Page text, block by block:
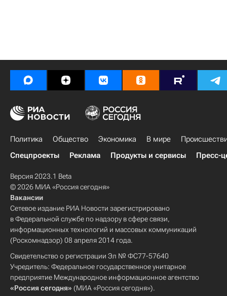
Политика Общество Экономика В мире
Спецпроекты
Реклама Продукты и сервисы Пресс-
Версия 2023.1 Beta
© 2026 МИА «Россия сегодня»
Вакансии
Сетевое издание РИА Новости зарегистрировано
в Федеральной службе по надзору в сфере связи,
информационных технологий и массовых коммуникаций
(Роскомнадзор) 08 апреля 2014 года.
Свидетельство о регистрации Эл № ФС77-57640
Учредитель: Федеральное государственное унитарное
предприятие Международное информационное агентство
«Россия сегодня» (МИА «Россия сегодня»).